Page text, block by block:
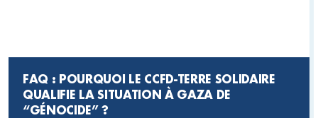
FAQ : POURQUOI LE CCFD-TERRE SOLIDAIRE
QUALIFIE LA SITUATION À GAZA DE
“GÉNOCIDE” ?